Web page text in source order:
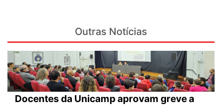
Outras Notícias
Docentes da Unicamp aprovam greve a